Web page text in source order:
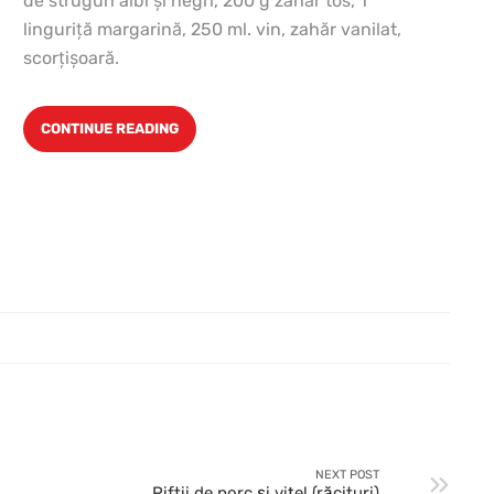
linguriţă margarină, 250 ml. vin, zahăr vanilat,
scorţişoară.
CONTINUE READING
NEXT POST